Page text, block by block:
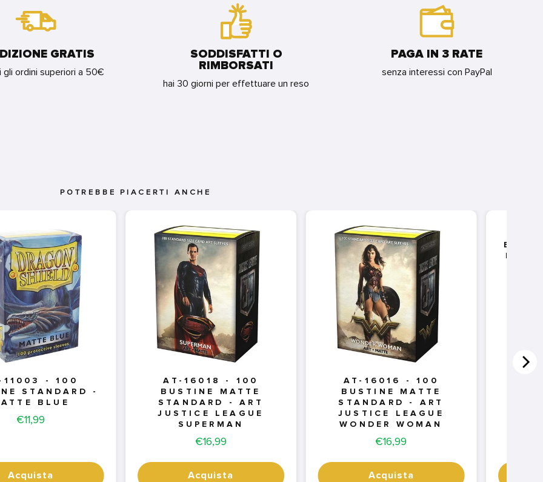
GRATIS
ordini superiori a 50€
SODDISFATTI O
RIMBORSATI
hai 30 giorni per effettuare un reso
PAGA IN 3 RATE
senza interessi con PayPal
POTREBBE PIACERTI ANCHE
11003 - 100
STANDARD -
BLUE
Price
€11,99
Acquista
AT-16018 - 100
BUSTINE MATTE
STANDARD - ART
JUSTICE LEAGUE
SUPERMAN
Price
€16,99
Acquista
AT-16016 - 100
BUSTINE MATTE
STANDARD - ART
JUSTICE LEAGUE
WONDER WOMAN
Price
€16,99
Acquista